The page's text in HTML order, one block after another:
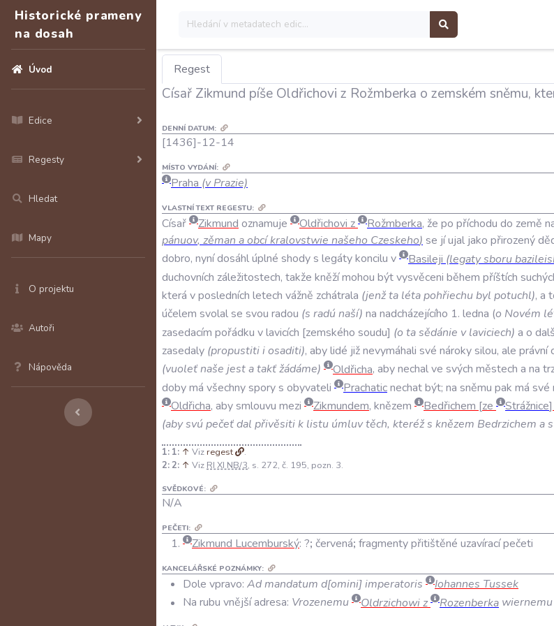
Historické prameny
na dosah
Úvod
Edice
Regesty
Hledat
Mapy
O projektu
Autoři
Nápověda
Regest
Císař Zikmund píše Oldřichovi z Rožmberka o zemském sněmu,
DENNÍ DATUM:
[1436]-12-14
MÍSTO VYDÁNÍ:
Praha (v Prazie)
VLASTNÍ TEXT REGESTU:
Císař Zikmund oznamuje Oldřichovi z Rožmberka, že po příchodu do země
pánuov, zěman aobcíkralovstwie našeho Czeskeho) se jíujal jako přirozený
dobro, nynídosáhlúplné shodys legátykoncilu v Basileji (legatysboru
duchovních záležitostech, takže kněžímohou býtvysvěceni během příštích
která vposledních letech vážně zchátrala (jenžta létapohřiechubyl potuchl), a
účelem svolalse svou radou (s radúnaší) na nadcházejícího 1. ledna (o Novém
zasedacím pořádku vlavicích zemského soudu (o tasědánie v laviciech) a o
zasedaly (propustitiiosaditi), abylidé jižnevymáhali své nárokysilou, ale právní
(vuoleťnaše jestatakťžádáme) Oldřicha, abynechalve svých městech a na
dobymá všechnysporys obyvateli Prachaticnechatbýt; na sněmu pak má své
Oldřicha, abysmlouvu mezi Zikmundem, knězem Bedřichem ze Strážnice
(abysvúpečeťdal přivěsitik listu úmluvtěch, kteréžs knězem Bedrzichem as
1: ↑ Viz regest
.
2: ↑ Viz RI XI NB/3, s. 272, č. 195, pozn. 3.
SVĚDKOVÉ:
N/A
PEČETI:
Zikmund Lucemburský: ?; červená; fragmenty přitištěné uzavírací pečeti
KANCELÁŘSKÉ POZNÁMKY:
Dole vpravo: Ad mandatum d omini imperatoris
Iohannes Tussek
Na rubu vnější adresa: Vrozenemu Oldrzichowi z Rozenberka